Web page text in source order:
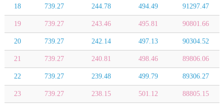
18 739.27 244.78 494.49 91297.47
19 739.27 243.46 495.81 90801.66
20 739.27 242.14 497.13 90304.52
21 739.27 240.81 498.46 89806.06
22 739.27 239.48 499.79 89306.27
23 739.27 238.15 501.12 88805.15